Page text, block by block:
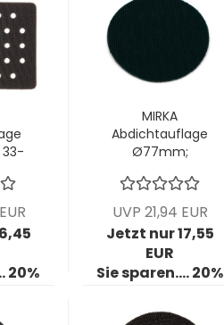
33-
20%
MIRKA
Abdichtauflage
Ø77mm;
Stärke 5mm;
VPE: 5 Stck/Pck
UVP 21,94 EUR
Jetzt nur 17,55
EUR
Sie sparen.... 20%